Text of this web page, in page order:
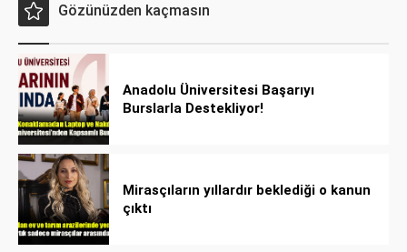
Gözünüzden kaçmasın
Anadolu Üniversitesi Başarıyı
Burslarla Destekliyor!
Mirasçıların yıllardır beklediği o kanun
çıktı